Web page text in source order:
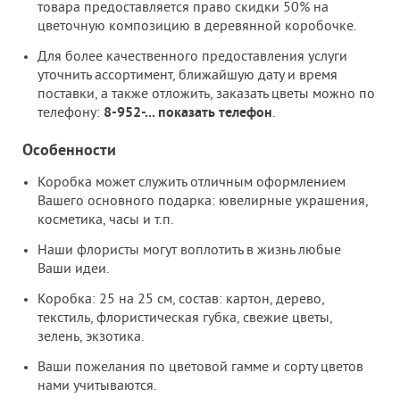
товара предоставляется право скидки 50% на
цветочную композицию в деревянной коробочке.
Для более качественного предоставления услуги
уточнить ассортимент, ближайшую дату и время
поставки, а также отложить, заказать цветы можно по
телефону: 8-952-... показать телефон.
Особенности
Коробка может служить отличным оформлением
Вашего основного подарка: ювелирные украшения,
косметика, часы и т.п.
Наши флористы могут воплотить в жизнь любые
Ваши идеи.
Коробка: 25 на 25 см, состав: картон, дерево,
текстиль, флористическая губка, свежие цветы,
зелень, экзотика.
Ваши пожелания по цветовой гамме и сорту цветов
нами учитываются.